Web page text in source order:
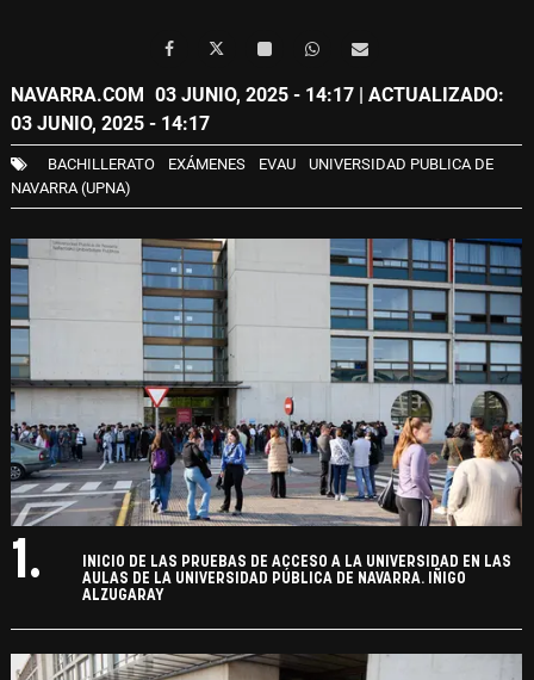
NAVARRA.COM 03 JUNIO, 2025 - 14:17 | ACTUALIZADO:
03 JUNIO, 2025 - 14:17
BACHILLERATO EXÁMENES EVAU
UNIVERSIDAD PUBLICA DE
NAVARRA (UPNA)
1.
INICIO DE LAS PRUEBAS DE ACCESO A LA UNIVERSIDAD EN LAS
AULAS DE LA UNIVERSIDAD PÚBLICA DE NAVARRA. IÑIGO
ALZUGARAY